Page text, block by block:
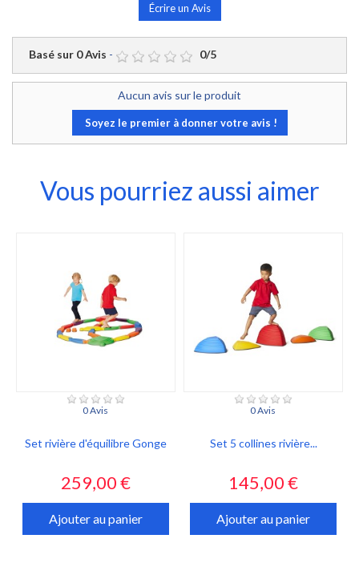
Écrire un Avis
Basé sur 0Avis - 0/5
Aucun avis sur le produit
Soyez le premier à donner votre avis !
Vous pourriez aussi aimer
0 Avis
Set rivière d'équilibre Gonge
Prix
259,00 €
Ajouter au panier
0 Avis
Set 5 collines rivière...
Prix
145,00 €
Ajouter au panier